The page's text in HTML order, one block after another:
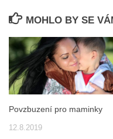
MOHLO BY SE
Povzbuzení pro maminky
12.8.2019